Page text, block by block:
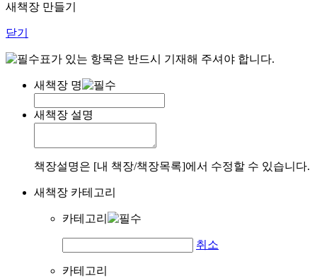
새책장 만들기
닫기
표가 있는 항목은 반드시 기재해 주셔야 합니다.
새책장 명
새책장 설명
책장설명은 [내 책장/책장목록]에서 수정할 수 있습니다.
새책장 카테고리
카테고리
취소
카테고리